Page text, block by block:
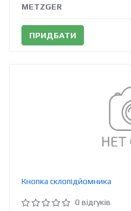
METZGER
ПРИДБАТИ
Кнопка склопідйомника
0 відгуків